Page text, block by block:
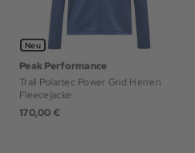
Neu
Peak Performance
Trail Polartec Power Grid Herren
Fleecejacke
170,00 €